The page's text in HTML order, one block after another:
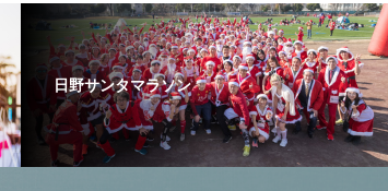
日野サンタマラソン